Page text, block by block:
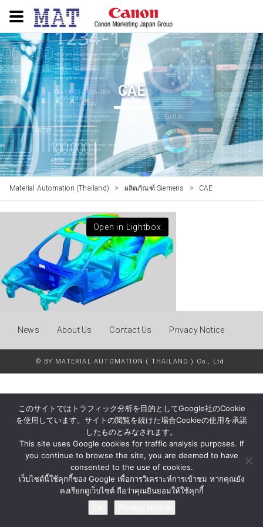
CAE
Material Automation (Thailand) > ผลิตภัณฑ์ Siemens > CAE
Open in Lightbox
News About Us Contact Us Privacy Notice
© BY MATERIAL AUTOMATION ( THAILAND ) Co., Ltd.
このサイトではトラフィック分析を目的としてGoogle社のCookie
を使用しています。サイトの閲覧を続けた場合Cookieの使用を承諾
したものとみなされます。
This site uses Google cookies for traffic analysis purposes. If
you continue to browse the site, you are deemed to have
consented to the use of cookies.
เว็บไซต์นี้ใช้คุกกี้ของ Google เพื่อการวิเคราะห์การเข้าชม หากคุณยัง
คงเรียกดูเว็บไซต์ ถือว่าคุณยินยอมให้ใช้คุกกี้